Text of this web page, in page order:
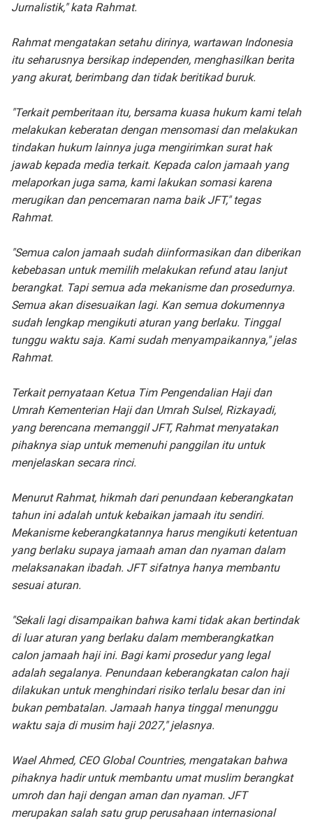
Jurnalistik," kata Rahmat.
Rahmat mengatakan setahu dirinya, wartawan Indonesia
itu seharusnya bersikap independen, menghasilkan berita
yang akurat, berimbang dan tidak beritikad buruk.
"Terkait pemberitaan itu, bersama kuasa hukum kami telah
melakukan keberatan dengan mensomasi dan melakukan
tindakan hukum lainnya juga mengirimkan surat hak
jawab kepada media terkait. Kepada calon jamaah yang
melaporkan juga sama, kami lakukan somasi karena
merugikan dan pencemaran nama baik JFT," tegas
Rahmat.
"Semua calon jamaah sudah diinformasikan dan diberikan
kebebasan untuk memilih melakukan refund atau lanjut
berangkat. Tapi semua ada mekanisme dan prosedurnya.
Semua akan disesuaikan lagi. Kan semua dokumennya
sudah lengkap mengikuti aturan yang berlaku. Tinggal
tunggu waktu saja. Kami sudah menyampaikannya," jelas
Rahmat.
Terkait pernyataan Ketua Tim Pengendalian Haji dan
Umrah Kementerian Haji dan Umrah Sulsel, Rizkayadi,
yang berencana memanggil JFT, Rahmat menyatakan
pihaknya siap untuk memenuhi panggilan itu untuk
menjelaskan secara rinci.
Menurut Rahmat, hikmah dari penundaan keberangkatan
tahun ini adalah untuk kebaikan jamaah itu sendiri.
Mekanisme keberangkatannya harus mengikuti ketentuan
yang berlaku supaya jamaah aman dan nyaman dalam
melaksanakan ibadah. JFT sifatnya hanya membantu
sesuai aturan.
"Sekali lagi disampaikan bahwa kami tidak akan bertindak
di luar aturan yang berlaku dalam memberangkatkan
calon jamaah haji ini. Bagi kami prosedur yang legal
adalah segalanya. Penundaan keberangkatan calon haji
dilakukan untuk menghindari risiko terlalu besar dan ini
bukan pembatalan. Jamaah hanya tinggal menunggu
waktu saja di musim haji 2027," jelasnya.
Wael Ahmed, CEO Global Countries, mengatakan bahwa
pihaknya hadir untuk membantu umat muslim berangkat
umroh dan haji dengan aman dan nyaman. JFT
merupakan salah satu grup perusahaan internasional